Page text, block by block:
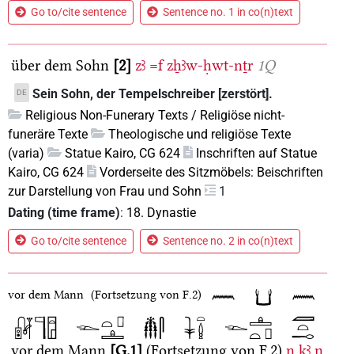
Go to/cite sentence Sentence no. 1 in co(n)text
über dem Sohn 2 zꜣ =f zẖꜣw-ḥwt-nṯr 1Q
DE
Sein Sohn, der Tempelschreiber [zerstört].
Religious Non-Funerary Texts / Religiöse nicht-
funeräre Texte
Theologische und religiöse Texte
(varia)
Statue Kairo, CG 624
Inschriften auf Statue
Kairo, CG 624
Vorderseite des Sitzmöbels: Beischriften
zur Darstellung von Frau und Sohn
1
Dating (time frame): 18. Dynastie
Go to/cite sentence Sentence no. 2 in co(n)text
vor dem Mann (Fortsetzung von F.2)
vor dem Mann G.1 (Fortsetzung von F.2) n kꜣ n